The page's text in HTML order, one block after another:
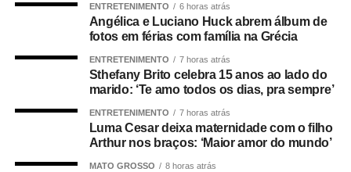
atuou por muitos anos na 1ª Vara Especializada de
Violência Doméstica e Familiar contra a Mulher e
atualmente responde pela 2ª Vara Especializada de
Família e Sucessões, destaca que a legislação
representou uma mudança histórica ao reconhecer
diferentes formas de violência contra a mulher e criar
mecanismos de proteção mais efetivos.
Segundo ela, além de ampliar o conceito de violência
ENTRETENIMENTO 6 horas atrás
Angélica e Luciano Huck abrem álbum de
fotos em férias com família na Grécia
ENTRETENIMENTO 7 horas atrás
Sthefany Brito celebra 15 anos ao lado do
marido: ‘Te amo todos os dias, pra sempre’
ENTRETENIMENTO 7 horas atrás
Luma Cesar deixa maternidade com o filho
Arthur nos braços: ‘Maior amor do mundo’
MATO GROSSO 8 horas atrás